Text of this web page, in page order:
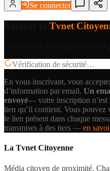
Se connecter
Tvnet
Vérification de sécurité…
En vous inscrivant, vous
d’information par email. Un
envoyé— votre inscription n’est
lien qu’il contient. Vous pouvez
le lien présent dans chaque
transmises à des tiers — en
La Tvnet Citoyenne
Média citoyen de proximité.